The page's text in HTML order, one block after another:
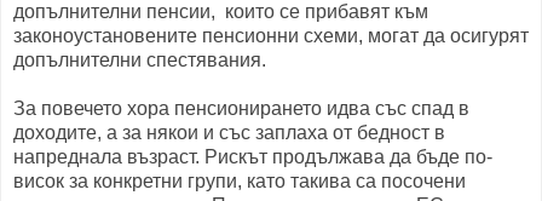
допълнителни пенсии, които се прибавят към
законоустановените пенсионни схеми, могат да осигурят
допълнителни спестявания.
За повечето хора пенсионирането идва със спад в
доходите, а за някои и със заплаха от бедност в
напреднала възраст. Рискът продължава да бъде по-
висок за конкретни групи, като такива са посочени